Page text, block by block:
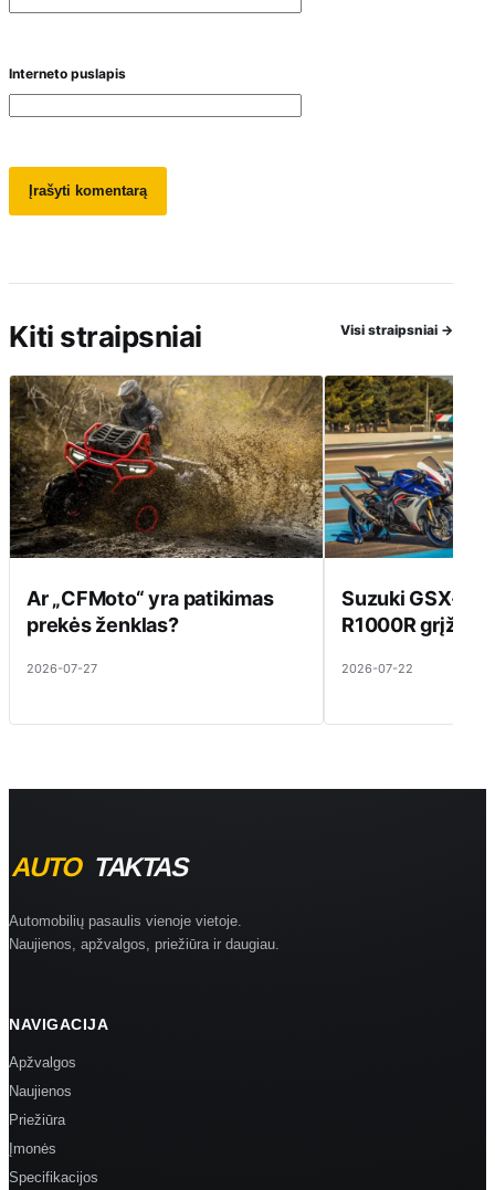
Interneto puslapis
Kiti straipsniai Visi straipsniai →
Ar „CFMoto“ yra patikimas
prekės ženklas?
2026-07-27
Suzuki GSX-
R1000R grįžta į
2026-07-22
Automobilių pasaulis vienoje vietoje.
Naujienos, apžvalgos, priežiūra ir daugiau.
NAVIGACIJA
Apžvalgos
Naujienos
Priežiūra
Įmonės
Specifikacijos